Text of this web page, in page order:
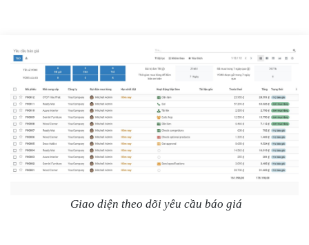
Giao diện theo dõi yêu cầu báo giá